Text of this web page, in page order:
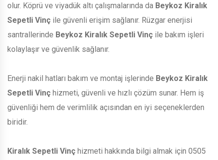
olur. Köprü ve viyadük altı çalışmalarında da Beykoz Kiralık
Sepetli Vinç ile güvenli erişim sağlanır. Rüzgar enerjisi
santrallerinde Beykoz Kiralık Sepetli Vinç ile bakım işleri
kolaylaşır ve güvenlik sağlanır.
Enerji nakil hatları bakım ve montaj işlerinde Beykoz Kiralık
Sepetli Vinç hizmeti, güvenli ve hızlı çözüm sunar. Hem iş
güvenliği hem de verimlilik açısından en iyi seçeneklerden
biridir.
Kiralık Sepetli Vinç hizmeti hakkında bilgi almak için 0505